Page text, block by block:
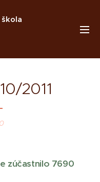
2011
zúčastnilo 7690